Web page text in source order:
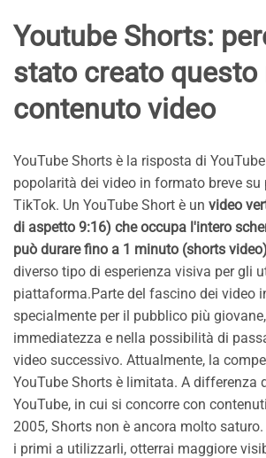
Youtube Shorts:
stato creato questo
contenuto video
YouTube Shorts è la risposta di
popolarità dei video in formato breve
TikTok. Un YouTube Short è un video
di aspetto 9:16) che occupa l'intero
può durare fino a 1 minuto (shorts
diverso tipo di esperienza visiva per gli
piattaforma.Parte del fascino dei video
specialmente per il pubblico più
immediatezza e nella possibilità di
video successivo. Attualmente, la
YouTube Shorts è limitata. A differenza
YouTube, in cui si concorre con
2005, Shorts non è ancora molto
i primi a utilizzarli, otterrai maggiore